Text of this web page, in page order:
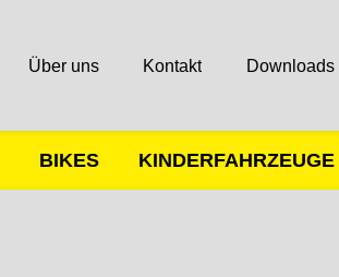
Über uns Kontakt Downloads
BIKES KINDERFAHRZEUGE